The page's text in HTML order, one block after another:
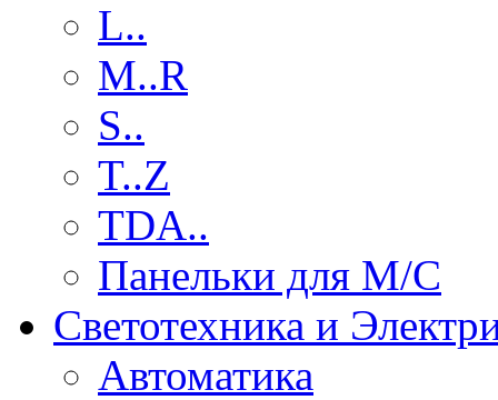
L..
M..R
S..
T..Z
TDA..
Панельки для М/С
Светотехника и
Автоматика